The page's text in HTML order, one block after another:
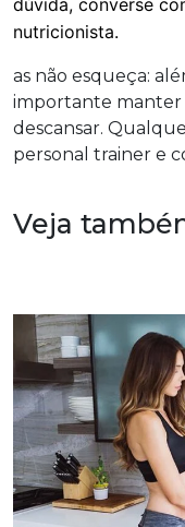
nutricionista.
as não esqueça:
importante manter
descansar.
personal trainer e
Veja